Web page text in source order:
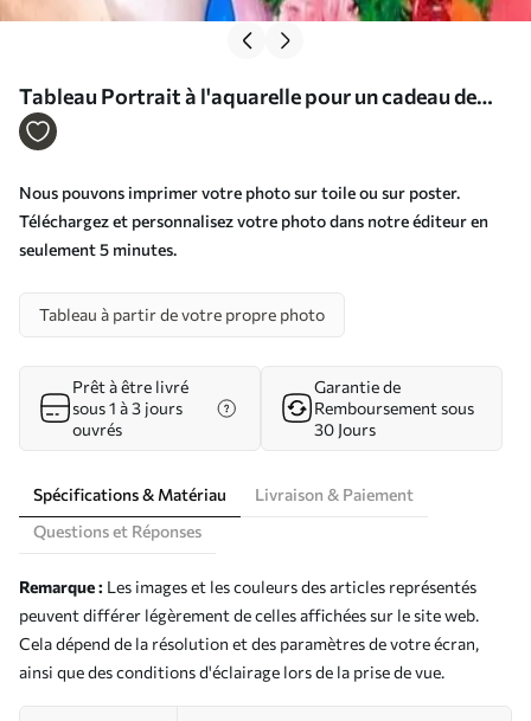
Tableau Portrait à l'aquarelle pour un cadeau de
mariage Nr s34646
Nous pouvons imprimer votre photo sur toile ou sur poster.
Téléchargez et personnalisez votre photo dans notre éditeur en
seulement 5 minutes.
Tableau à partir de votre propre photo
Prêt à être livré
sous 1 à 3 jours
ouvrés
Garantie de
Remboursement sous
30 Jours
Spécifications & Matériau
Livraison & Paiement
Questions et Réponses
Remarque : Les images et les couleurs des articles représentés
peuvent différer légèrement de celles affichées sur le site web.
Cela dépend de la résolution et des paramètres de votre écran,
ainsi que des conditions d'éclairage lors de la prise de vue.